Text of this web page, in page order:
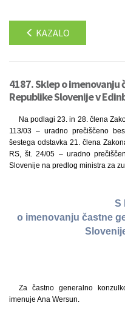
KAZALO
4187. Sklep o imenovanju
Republike Slovenije v
Na podlagi 23. in 28. člena
113/03 – uradno prečiščeno
šestega odstavka 21. člena
RS, št. 24/05 – uradno
Slovenije na predlog ministra za
S
o imenovanju častne
Za častno generalno
imenuje Ana Wersun.